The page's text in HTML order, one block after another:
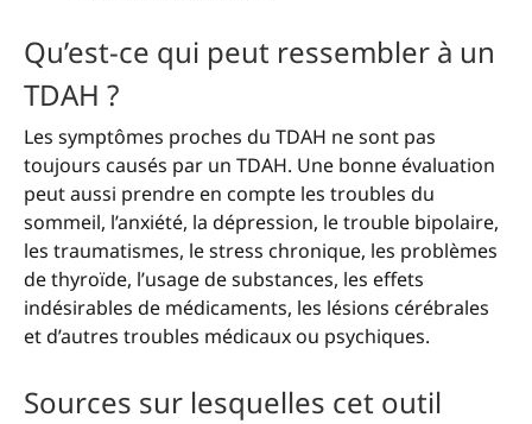
Qu’est-ce qui peut ressembler à un
TDAH ?
Les symptômes proches du TDAH ne sont pas
toujours causés par un TDAH. Une bonne évaluation
peut aussi prendre en compte les troubles du
sommeil, l’anxiété, la dépression, le trouble bipolaire,
les traumatismes, le stress chronique, les problèmes
de thyroïde, l’usage de substances, les effets
indésirables de médicaments, les lésions cérébrales
et d’autres troubles médicaux ou psychiques.
Sources sur lesquelles cet outil